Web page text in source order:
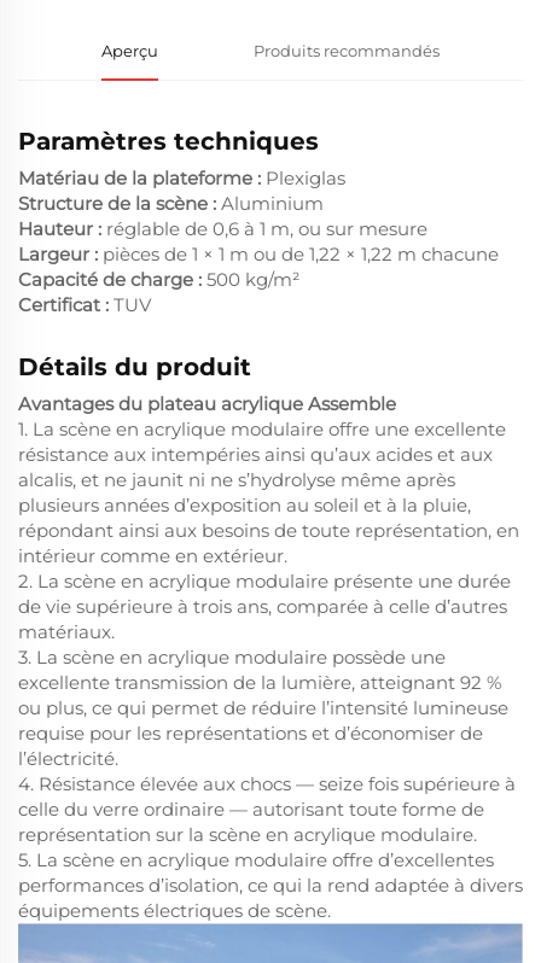
Aperçu Produits recommandés
Paramètres techniques
Matériau de la plateforme : Plexiglas
Structure de la scène : Aluminium
Hauteur : réglable de 0,6 à 1 m, ou sur mesure
Largeur : pièces de 1 × 1 m ou de 1,22 × 1,22 m chacune
Capacité de charge : 500 kg/m²
Certificat : TUV
Détails du produit
Avantages du plateau acrylique Assemble
1. La scène en acrylique modulaire offre une excellente
résistance aux intempéries ainsi qu’aux acides et aux
alcalis, et ne jaunit ni ne s’hydrolyse même après
plusieurs années d’exposition au soleil et à la pluie,
répondant ainsi aux besoins de toute représentation, en
intérieur comme en extérieur.
2. La scène en acrylique modulaire présente une durée
de vie supérieure à trois ans, comparée à celle d’autres
matériaux.
3. La scène en acrylique modulaire possède une
excellente transmission de la lumière, atteignant 92 %
ou plus, ce qui permet de réduire l’intensité lumineuse
requise pour les représentations et d’économiser de
l’électricité.
4. Résistance élevée aux chocs — seize fois supérieure à
celle du verre ordinaire — autorisant toute forme de
représentation sur la scène en acrylique modulaire.
5. La scène en acrylique modulaire offre d’excellentes
performances d’isolation, ce qui la rend adaptée à divers
équipements électriques de scène.